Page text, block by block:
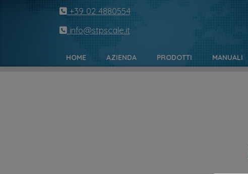
+39 02 4880554
info@stpscale.it
HOME AZIENDA PRODOTTI MANUALI